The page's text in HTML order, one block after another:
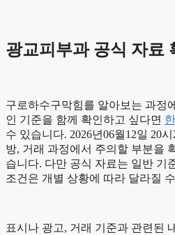
광교피부과 공식 자료
구로하수구막힘를 알아보는 과정
인 기준을 함께 확인하고 싶다면
수 있습니다. 2026년06월12일 20
방, 거래 과정에서 주의할 부분을
습니다. 다만 공식 자료는 일반 기
조건은 개별 상황에 따라 달라질
표시나 광고, 거래 기준과 관련된